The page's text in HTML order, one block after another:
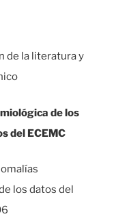
de la literatura y
de los
del ECEMC
los datos del